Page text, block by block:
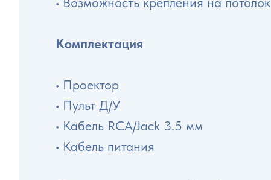
Комплектация
• Проектор
• Пульт Д/У
• Кабель RCA/Jack 3.5 мм
• Кабель питания